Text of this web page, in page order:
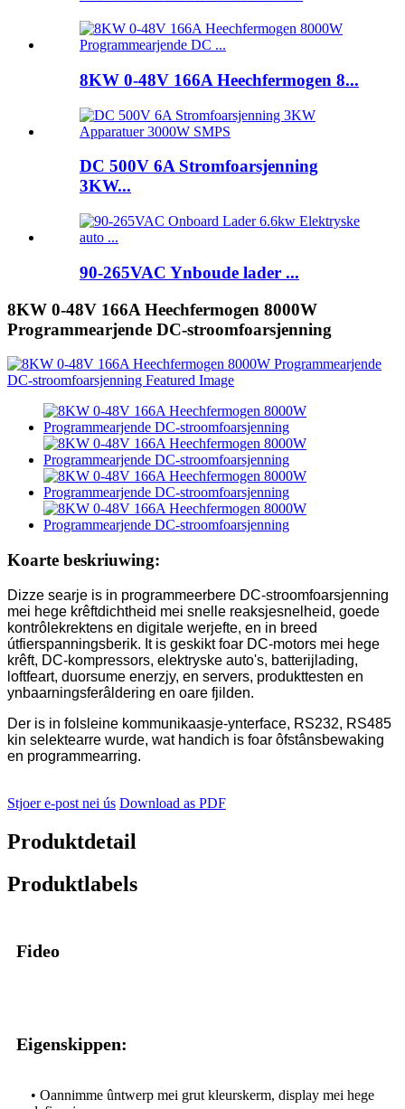
8KW 0-48V 166A Heechfermogen 8...
DC 500V 6A Stromfoarsjenning
3KW...
90-265VAC Ynboude lader ...
8KW 0-48V 166A Heechfermogen 8000W
Programmearjende DC-stroomfoarsjenning
Koarte beskriuwing:
Dizze searje is in programmeerbere DC-stroomfoarsjenning
mei hege krêftdichtheid mei snelle reaksjesnelheid, goede
kontrôlekrektens en digitale werjefte, en in breed
útfierspanningsberik. It is geskikt foar DC-motors mei hege
krêft, DC-kompressors, elektryske auto's, batterijlading,
loftfeart, duorsume enerzjy, en servers, produkttesten en
ynbaarningsferâldering en oare fjilden.
Der is in folsleine kommunikaasje-ynterface, RS232, RS485
kin selektearre wurde, wat handich is foar ôfstânsbewaking
en programmearring.
Stjoer e-post nei ús Download as PDF
Produktdetail
Produktlabels
Fideo
Eigenskippen:
• Oannimme ûntwerp mei grut kleurskerm, display mei hege